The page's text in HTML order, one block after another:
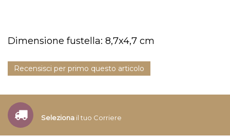
Dimensione fustella: 8,7x4,7 cm
Recensisci per primo questo articolo
Seleziona il tuo Corriere